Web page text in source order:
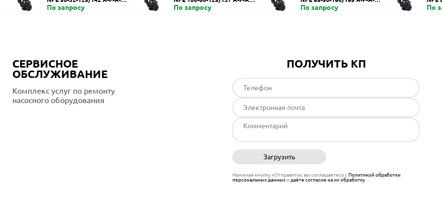
BE
По запросу
BUE
По запросу
UE
По запросу
BE
По
СЕРВИСНОЕ
ОБСЛУЖИВАНИЕ
Комплекс услуг по ремонту
насосного оборудования
ПОЛУЧИТЬ КП
Загрузить
Нажимая кнопку «Отправить», вы соглашаетесь сПолитикой обработки
персональных данныхи даёте согласие на их обработку